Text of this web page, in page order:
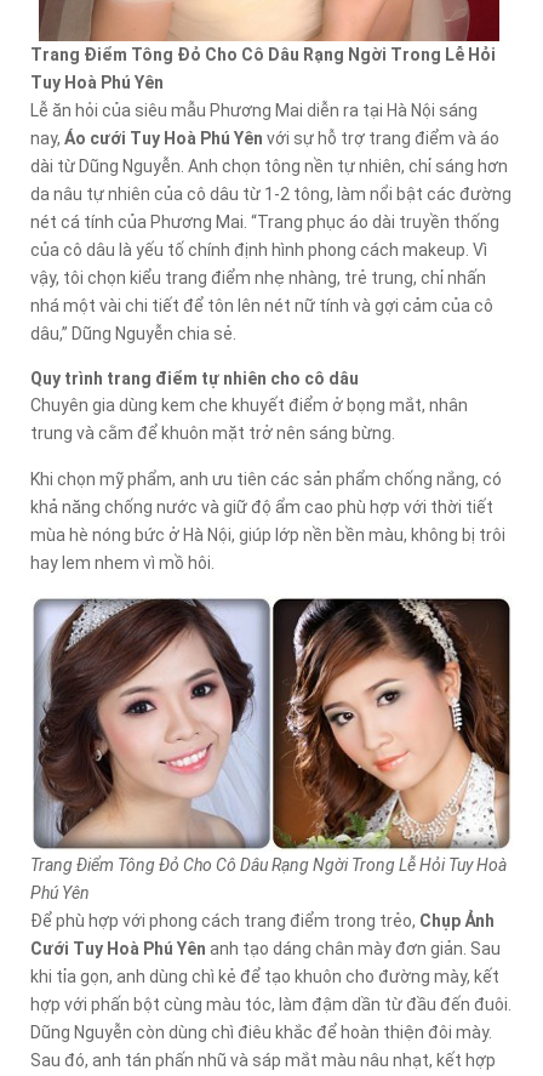
Trang Điểm Tông Đỏ Cho Cô Dâu Rạng Ngời Trong Lễ Hỏi
Tuy Hoà Phú Yên
Lễ ăn hỏi của siêu mẫu Phương Mai diễn ra tại Hà Nội sáng
nay, Áo cưới Tuy Hoà Phú Yên với sự hỗ trợ trang điểm và áo
dài từ Dũng Nguyễn. Anh chọn tông nền tự nhiên, chỉ sáng hơn
da nâu tự nhiên của cô dâu từ 1-2 tông, làm nổi bật các đường
nét cá tính của Phương Mai. “Trang phục áo dài truyền thống
của cô dâu là yếu tố chính định hình phong cách makeup. Vì
vậy, tôi chọn kiểu trang điểm nhẹ nhàng, trẻ trung, chỉ nhấn
nhá một vài chi tiết để tôn lên nét nữ tính và gợi cảm của cô
dâu,” Dũng Nguyễn chia sẻ.
Quy trình trang điểm tự nhiên cho cô dâu
Chuyên gia dùng kem che khuyết điểm ở bọng mắt, nhân
trung và cằm để khuôn mặt trở nên sáng bừng.
Khi chọn mỹ phẩm, anh ưu tiên các sản phẩm chống nắng, có
khả năng chống nước và giữ độ ẩm cao phù hợp với thời tiết
mùa hè nóng bức ở Hà Nội, giúp lớp nền bền màu, không bị trôi
hay lem nhem vì mồ hôi.
Trang Điểm Tông Đỏ Cho Cô Dâu Rạng Ngời Trong Lễ Hỏi Tuy Hoà
Phú Yên
Để phù hợp với phong cách trang điểm trong trẻo, Chụp Ảnh
Cưới Tuy Hoà Phú Yên anh tạo dáng chân mày đơn giản. Sau
khi tỉa gọn, anh dùng chì kẻ để tạo khuôn cho đường mày, kết
hợp với phấn bột cùng màu tóc, làm đậm dần từ đầu đến đuôi.
Dũng Nguyễn còn dùng chì điêu khắc để hoàn thiện đôi mày.
Sau đó, anh tán phấn nhũ và sáp mắt màu nâu nhạt, kết hợp